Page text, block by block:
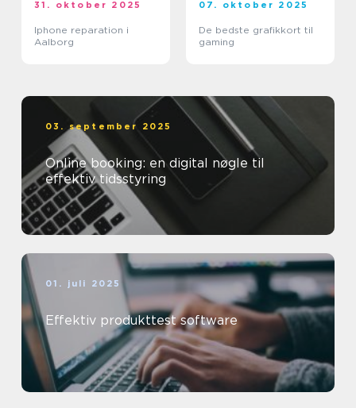
31. oktober 2025
Iphone reparation i
Aalborg
07. oktober 2025
De bedste grafikkort til
gaming
03. september 2025
Online booking: en digital nøgle til
effektiv tidsstyring
01. juli 2025
Effektiv produkttest software